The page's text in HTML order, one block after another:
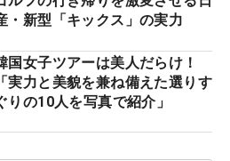
・新型「キックス」の実力
国女子ツアーは美人だらけ！
「実力と美貌を兼ね備えた選りす
りの10人を写真で紹介」